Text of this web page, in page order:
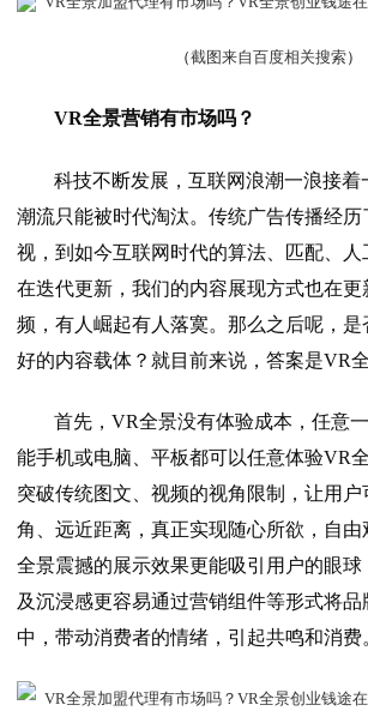
（截图来自百度相关搜索）
VR全景营销有市场吗？
科技不断发展，互联网浪潮一浪接着
潮流只能被时代淘汰。传统广告传播经
视，到如今互联网时代的算法、匹配、人
在迭代更新，我们的内容展现方式也在
频，有人崛起有人落寞。那么之后呢，是
好的内容载体？就目前来说，答案是VR全
首先，VR全景没有体验成本，任意
能手机或电脑、平板都可以任意体验VR
突破传统图文、视频的视角限制，让用
角、远近距离，真正实现随心所欲，自由
全景震撼的展示效果更能吸引用户的眼球
及沉浸感更容易通过营销组件等形式将品
中，带动消费者的情绪，引起共鸣和消费